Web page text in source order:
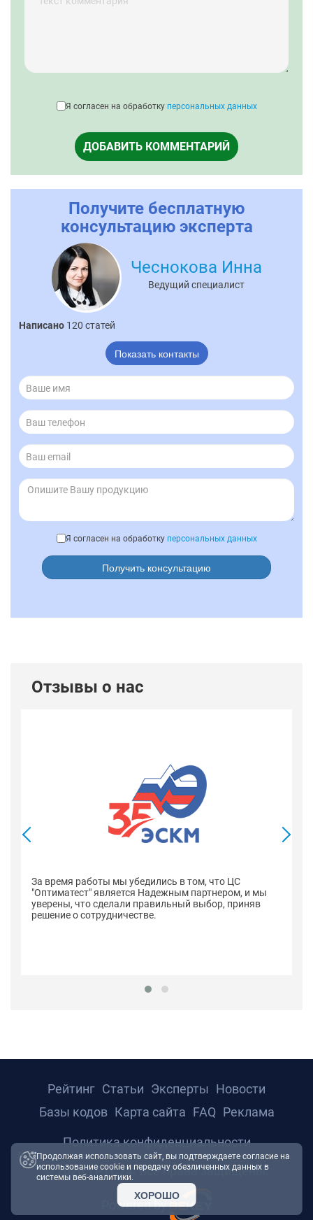
Я согласен на обработку персональных данных
ДОБАВИТЬ КОММЕНТАРИЙ
Получите бесплатную
консультацию эксперта
Чеснокова Инна
Ведущий специалист
Написано 120 статей
Показать контакты
Я согласен на обработку персональных данных
Получить консультацию
Отзывы о нас
За время работы мы убедились в том, что ЦС
"Оптиматест" является Надежным партнером, и мы
уверены, что сделали правильный выбор, приняв
решение о сотрудничестве.
© 2026 ТРТС24. Все права защищены.
Powered by
Рейтинг Статьи Эксперты Новости
Базы кодов Карта сайта FAQ Реклама
Политика конфиденциальности
Продолжая использовать сайт, вы подтверждаете согласие на
использование cookie и передачу обезличенных данных в
системы веб-аналитики.
ХОРОШО